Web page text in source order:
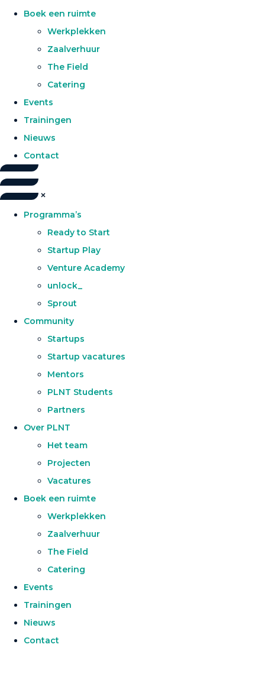
Boek een ruimte
Werkplekken
Zaalverhuur
The Field
Catering
Events
Trainingen
Nieuws
Contact
Programma’s
Ready to Start
Startup Play
Venture Academy
unlock_
Sprout
Community
Startups
Startup vacatures
Mentors
PLNT Students
Partners
Over PLNT
Het team
Projecten
Vacatures
Boek een ruimte
Werkplekken
Zaalverhuur
The Field
Catering
Events
Trainingen
Nieuws
Contact